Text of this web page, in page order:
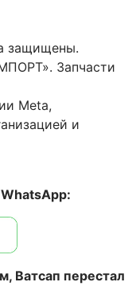
защищены.
Запчасти
Meta,
и
Ватсап перестал